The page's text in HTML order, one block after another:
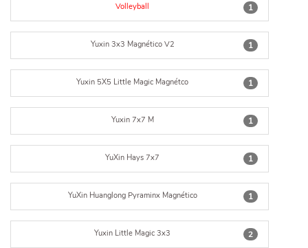
1
Volleyball
1
Yuxin 3x3 Magnético V2
1
Yuxin 5X5 Little Magic Magnétco
1
Yuxin 7x7 M
1
YuXin Hays 7x7
1
YuXin Huanglong Pyraminx Magnético
2
Yuxin Little Magic 3x3